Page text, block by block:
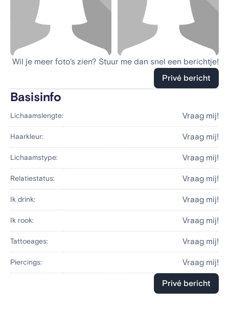
Wil je meer foto's zien? Stuur me dan snel een berichtje!
Privé bericht
Basisinfo
Lichaamslengte: Vraag mij!
Haarkleur: Vraag mij!
Lichaamstype: Vraag mij!
Relatiestatus: Vraag mij!
Ik drink: Vraag mij!
Ik rook: Vraag mij!
Tattoeages: Vraag mij!
Piercings: Vraag mij!
Privé bericht